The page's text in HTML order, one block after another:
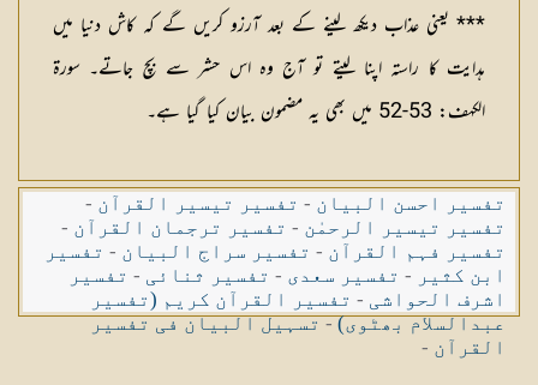
*** یعنی عذاب دیکھ لینے کے بعد آرزو کریں گے کہ کاش دنیا میں
ہدایت کا راستہ اپنا لیتے تو آج وہ اس حشر سے بچ جاتے۔ سورۃ
الکہف: 53-52 میں بھی یہ مضمون بیان کیا گیا ہے۔
تفسیر احسن البیان - تفسیر تیسیر القرآن -
تفسیر تیسیر الرحمٰن - تفسیر ترجمان القرآن -
تفسیر فہم القرآن - تفسیر سراج البیان - تفسیر
ابن کثیر - تفسیر سعدی - تفسیر ثنائی - تفسیر
اشرف الحواشی - تفسیر القرآن کریم (تفسیر
عبدالسلام بھٹوی)-تسہیل البیان فی تفسیر
القرآن -